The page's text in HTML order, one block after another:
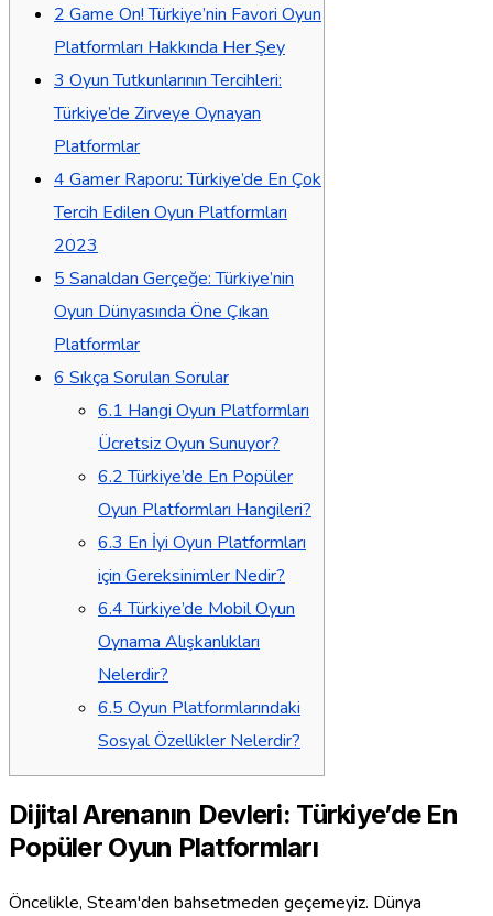
2 Game On! Türkiye’nin Favori Oyun
Platformları Hakkında Her Şey
3 Oyun Tutkunlarının Tercihleri:
Türkiye’de Zirveye Oynayan
Platformlar
4 Gamer Raporu: Türkiye’de En Çok
Tercih Edilen Oyun Platformları
2023
5 Sanaldan Gerçeğe: Türkiye’nin
Oyun Dünyasında Öne Çıkan
Platformlar
6 Sıkça Sorulan Sorular
6.1 Hangi Oyun Platformları
Ücretsiz Oyun Sunuyor?
6.2Türkiye’de En Popüler
Oyun Platformları Hangileri?
6.3 En İyi Oyun Platformları
için Gereksinimler Nedir?
6.4Türkiye’de Mobil Oyun
Oynama Alışkanlıkları
Nelerdir?
6.5 Oyun Platformlarındaki
Sosyal Özellikler Nelerdir?
Dijital Arenanın Devleri: Türkiye’de En
Popüler Oyun Platformları
Öncelikle, Steam'den bahsetmeden geçemeyiz. Dünya